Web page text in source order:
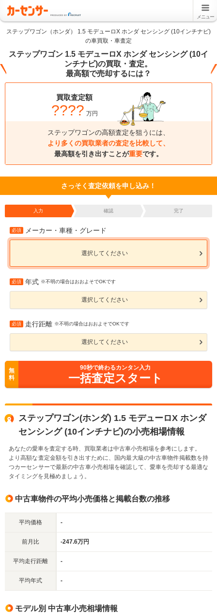
メニュー
ステップワゴン（ホンダ） 1.5 モデューロX ホンダ センシング (10インチナビ)
の車買取・車査定
ステップワゴン 1.5 モデューロX ホンダ センシング (10イ
ンチナビ)の買取・査定。
最高額で売却するには？
買取査定額
???? 万円
ステップワゴンの高額査定を狙うには、
より多くの買取業者の査定を比較して、
最高額を引き出すことが重要です。
さっそく査定依頼を申し込み！
入力 確認 完了
必須 メーカー・車種・グレード
選択してください
必須 年式 ※不明の場合はおおよそでOKです
選択してください
必須 走行距離 ※不明の場合はおおよそでOKです
選択してください
無
料
90秒で終わるカンタン入力
一括査定スタート
ステップワゴン(ホンダ) 1.5 モデューロX ホンダ
センシング (10インチナビ)の小売相場情報
あなたの愛車を査定する時、買取業者は中古車小売相場を参考にします。
より高額な査定金額を引き出すために、国内最大級の中古車物件掲載数を持
つカーセンサーで最新の中古車小売相場を確認して、愛車を売却する最適な
タイミングを見極めましょう。
中古車物件の平均小売価格と掲載台数の推移
平均価格 -
前月比 -247.6万円
平均走行距離 -
平均年式 -
モデル別 中古車小売相場情報